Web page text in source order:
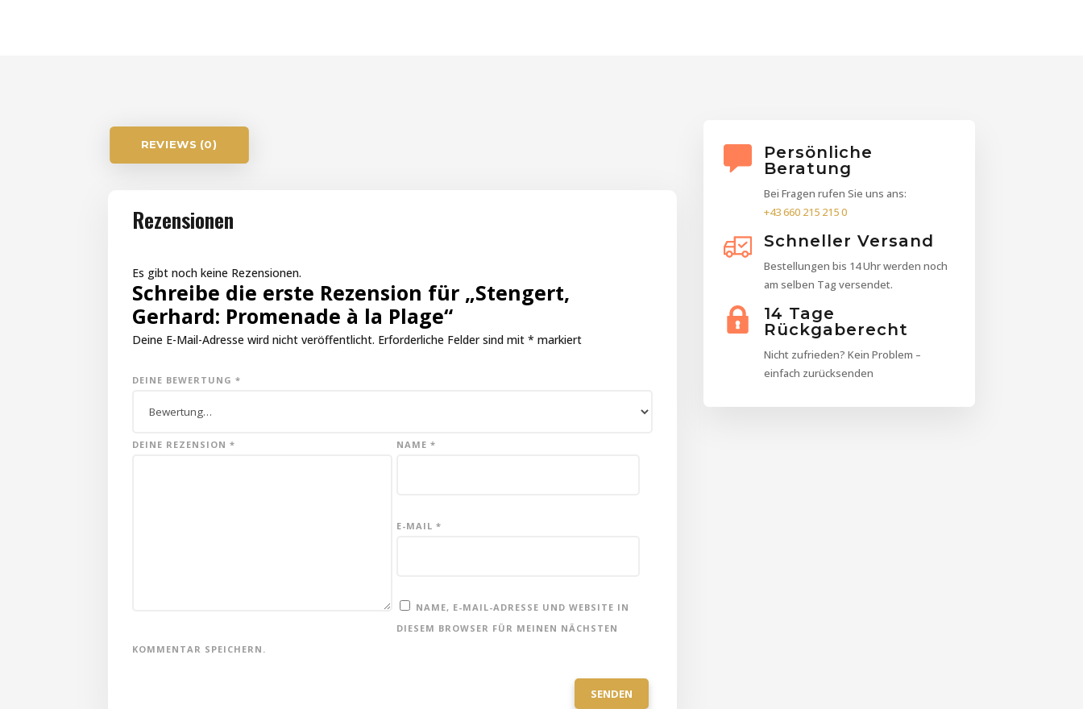
REVIEWS (0)
Rezensionen
Es gibt noch keine Rezensionen.
Schreibe die erste Rezension für „Stengert,
Gerhard: Promenade à la Plage“
Deine E-Mail-Adresse wird nicht veröffentlicht. Erforderliche Felder sind mit* markiert
DEINE BEWERTUNG*
DEINE REZENSION* NAME*
E-MAIL*
NAME, E-MAIL-ADRESSE UND WEBSITE IN
DIESEM BROWSER FÜR MEINEN NÄCHSTEN
KOMMENTAR SPEICHERN.
Persönliche
Beratung
Bei Fragen rufen Sie uns ans:
+43 660 215 215 0
Schneller Versand
Bestellungen bis 14 Uhr werden noch
am selben Tag versendet.
14 Tage
Rückgaberecht
Nicht zufrieden? Kein Problem –
einfach zurücksenden